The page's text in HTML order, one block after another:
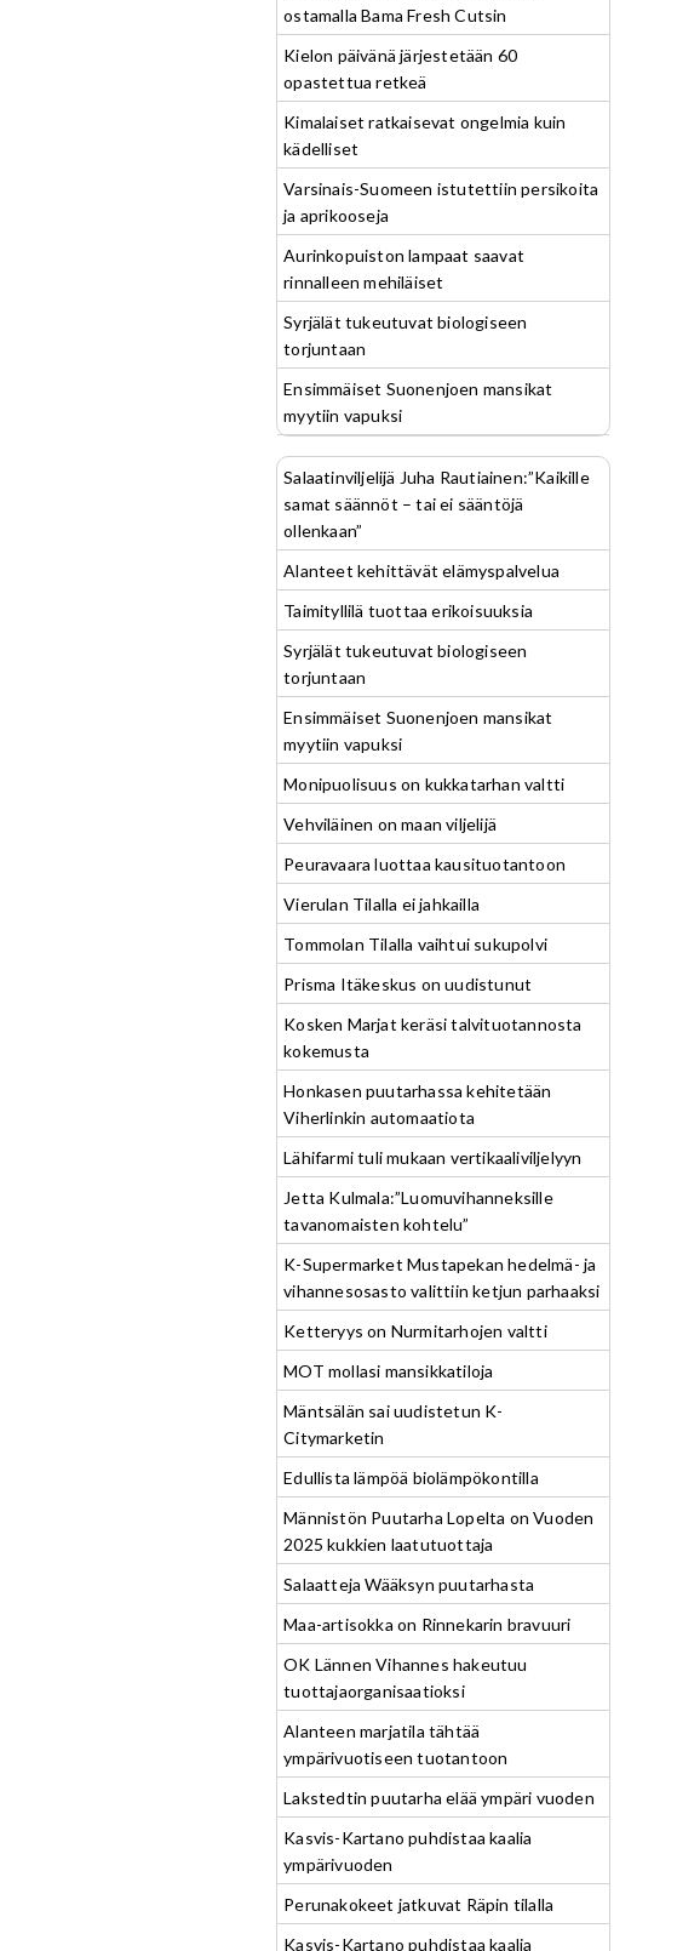
ostamalla Bama Fresh Cutsin
Kielon päivänä järjestetään 60
opastettua retkeä
Kimalaiset ratkaisevat ongelmia kuin
kädelliset
Varsinais-Suomeen istutettiin persikoita
ja aprikooseja
Aurinkopuiston lampaat saavat
rinnalleen mehiläiset
Syrjälät tukeutuvat biologiseen
torjuntaan
Ensimmäiset Suonenjoen mansikat
myytiin vapuksi
Salaatinviljelijä Juha Rautiainen:”Kaikille
samat säännöt – tai ei sääntöjä
ollenkaan”
Alanteet kehittävät elämyspalvelua
Taimityllilä tuottaa erikoisuuksia
Syrjälät tukeutuvat biologiseen
torjuntaan
Ensimmäiset Suonenjoen mansikat
myytiin vapuksi
Monipuolisuus on kukkatarhan valtti
Vehviläinen on maan viljelijä
Peuravaara luottaa kausituotantoon
Vierulan Tilalla ei jahkailla
Tommolan Tilalla vaihtui sukupolvi
Prisma Itäkeskus on uudistunut
Kosken Marjat keräsi talvituotannosta
kokemusta
Honkasen puutarhassa kehitetään
Viherlinkin automaatiota
Lähifarmi tuli mukaan vertikaaliviljelyyn
Jetta Kulmala:”Luomuvihanneksille
tavanomaisten kohtelu”
K-Supermarket Mustapekan hedelmä- ja
vihannesosasto valittiin ketjun parhaaksi
Ketteryys on Nurmitarhojen valtti
MOT mollasi mansikkatiloja
Mäntsälän sai uudistetun K-
Citymarketin
Edullista lämpöä biolämpökontilla
Männistön Puutarha Lopelta on Vuoden
2025 kukkien laatutuottaja
Salaatteja Wääksyn puutarhasta
Maa-artisokka on Rinnekarin bravuuri
OK Lännen Vihannes hakeutuu
tuottajaorganisaatioksi
Alanteen marjatila tähtää
ympärivuotiseen tuotantoon
Lakstedtin puutarha elää ympäri vuoden
Kasvis-Kartano puhdistaa kaalia
ympärivuoden
Perunakokeet jatkuvat Räpin tilalla
Kasvis-Kartano puhdistaa kaalia